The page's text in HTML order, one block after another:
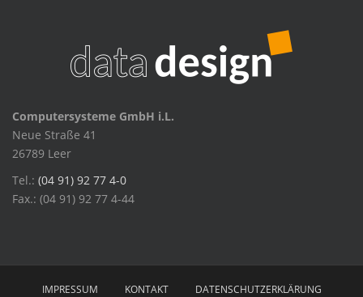
Computersysteme GmbH i.L.
Neue Straße 41
26789 Leer
Tel.: (04 91) 92 77 4-0
Fax.: (04 91) 92 77 4-44
IMPRESSUM KONTAKT DATENSCHUTZERKLÄRUNG